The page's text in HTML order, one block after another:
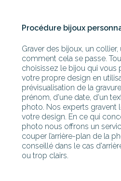
Procédure bijoux
Graver des bijoux, un collier,
comment cela se passe.
choisissez le bijou qui vous
votre propre design en
prévisualisation de la
prénom, d'une date, d'un
photo. Nos experts gravent
votre design. En ce qui
photo nous offrons un
couper l’arrière-plan de la
conseillé dans le cas
ou trop clairs.